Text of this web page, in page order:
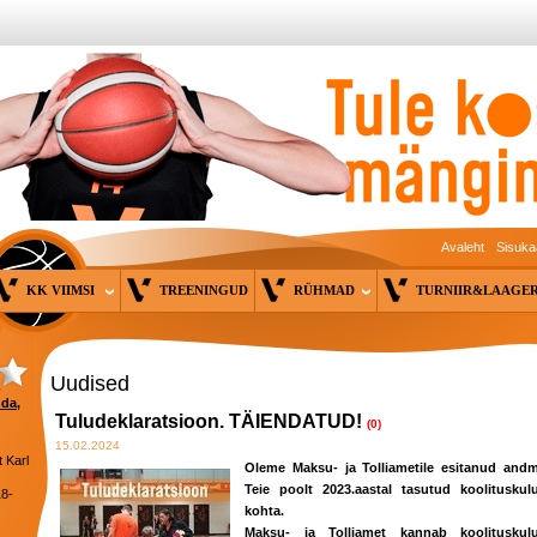
Avaleht
KK VIIMSI TREENINGUD RÜHMAD
Karl
Uudised
Tuludeklaratsioon. TÄIENDATUD! (0)
15.02.2024
Oleme Maksu- ja Tolliametile esitanud
Teie poolt 2023.aastal tasutud
kohta.
Maksu- ja Tolliamet kannab